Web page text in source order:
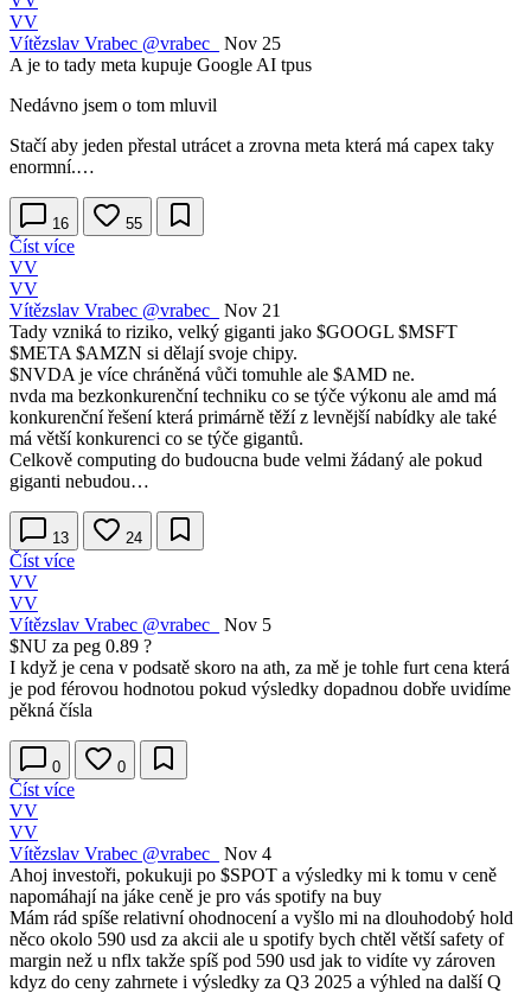
VV
Vítězslav Vrabec @vrabec_
Nov 25
A je to tady meta kupuje Google AI tpus
Nedávno jsem o tom mluvil
Stačí aby jeden přestal utrácet a zrovna meta která má capex taky
enormní.…
16 55
Číst více
VV
VV
Vítězslav Vrabec @vrabec_
Nov 21
Tady vzniká to riziko, velký giganti jako $GOOGL $MSFT
$META $AMZN si dělají svoje chipy.
$NVDA je více chráněná vůči tomuhle ale $AMD ne.
nvda ma bezkonkurenční techniku co se týče výkonu ale amd má
konkurenční řešení která primárně těží z levnější nabídky ale také
má větší konkurenci co se týče gigantů.
Celkově computing do budoucna bude velmi žádaný ale pokud
giganti nebudou…
13 24
Číst více
VV
VV
Vítězslav Vrabec @vrabec_
Nov 5
$NU za peg 0.89 ?
I když je cena v podsatě skoro na ath, za mě je tohle furt cena která
je pod férovou hodnotou pokud výsledky dopadnou dobře uvidíme
pěkná čísla
0 0
Číst více
VV
VV
Vítězslav Vrabec @vrabec_
Nov 4
Ahoj investoři, pokukuji po $SPOT a výsledky mi k tomu v ceně
napomáhají na jáke ceně je pro vás spotify na buy
Mám rád spíše relativní ohodnocení a vyšlo mi na dlouhodobý hold
něco okolo 590 usd za akcii ale u spotify bych chtěl větší safety of
margin než u nflx takže spíš pod 590 usd jak to vidíte vy zároven
kdyz do ceny zahrnete i výsledky za Q3 2025 a výhled na další Q